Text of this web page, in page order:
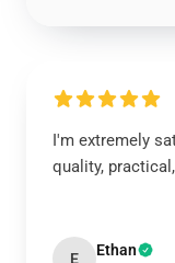
I'm extremely
quality,
E Ethan